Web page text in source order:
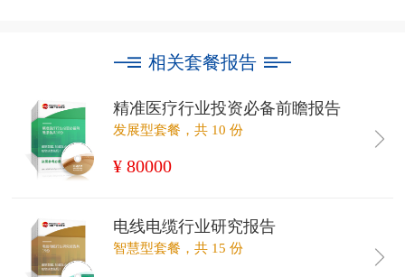
相关套餐报告
精准医疗行业投资必备前瞻报告
发展型套餐，共 10 份
¥ 80000
电线电缆行业研究报告
智慧型套餐，共 15 份